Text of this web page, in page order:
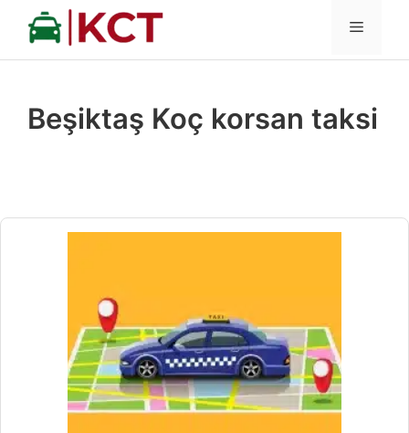
İçeriğe
MENÜ
Beşiktaş Koç korsan taksi